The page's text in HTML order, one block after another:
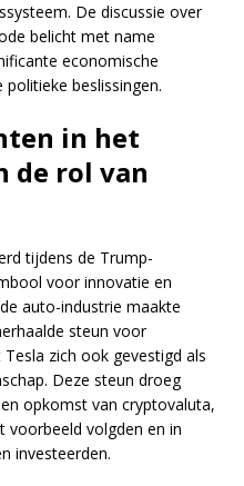
De discussie over
belicht met name
economische
beslissingen.
in het
de rol van
tijdens de Trump-
voor innovatie en
auto-industrie maakte
steun voor
zich ook gevestigd als
Deze steun droeg
opkomst van cryptovaluta,
voorbeeld volgden en in
investeerden.